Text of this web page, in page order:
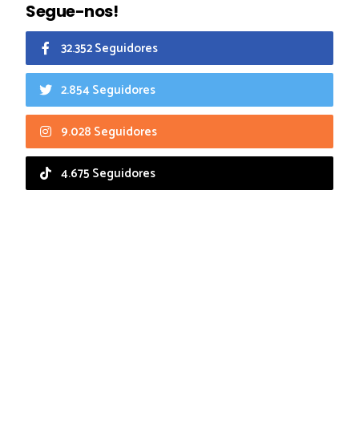
Segue-nos!
32.352 Seguidores
2.854 Seguidores
9.028 Seguidores
4.675 Seguidores